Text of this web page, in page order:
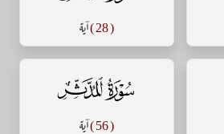
( 28 ) آية
سورة المدثر
( 56 ) آية